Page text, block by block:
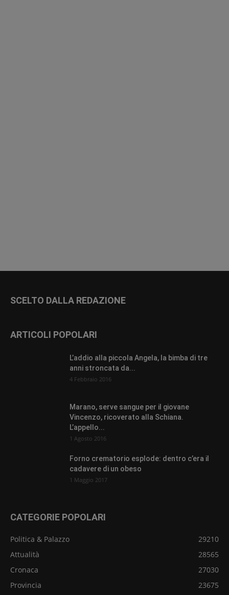
SCELTO DALLA REDAZIONE
ARTICOLI POPOLARI
L’addio alla piccola Angela, la bimba di tre
anni stroncata da...
4 Febbraio 2016
Marano, serve sangue per il giovane
Vincenzo, ricoverato alla Schiana.
L’appello...
1 Agosto 2016
Forno crematorio esplode: dentro c’era il
cadavere di un obeso
1 Maggio 2017
CATEGORIE POPOLARI
Politica & Palazzo
29210
Attualità
28565
Cronaca
27030
Provincia
23675